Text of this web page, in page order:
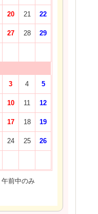
20 21 22
27 28 29
3 4 5
10 11 12
17 18 19
24 25 26
午前中のみ